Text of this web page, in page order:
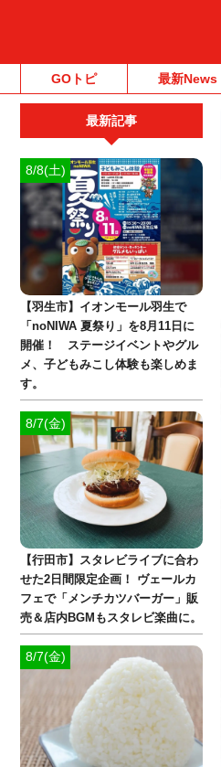
GOトピ 最新News
最新記事
8/8(土)
【羽生市】イオンモール羽生で
「noNIWA 夏祭り」を8月11日に
開催！ ステージイベントやグル
メ、子どもみこし体験も楽しめま
す。
8/7(金)
【行田市】スタレビライブに合わ
せた2日間限定企画！ ヴェールカ
フェで「メンチカツバーガー」販
売＆店内BGMもスタレビ楽曲に。
8/7(金)